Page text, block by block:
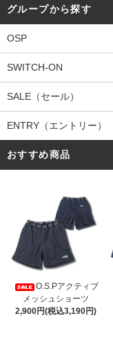
グループから探す
OSP
SWITCH-ON
SALE（セール）
ENTRY（エントリー）
おすすめ商品
O.S.Pアクティブ
メッシュショーツ
2,900円(税込3,190円)